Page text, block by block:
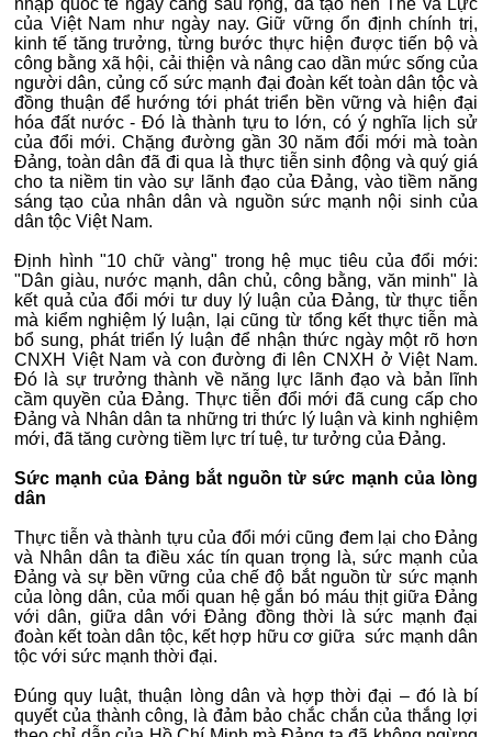
nhập quốc tế ngày càng sâu rộng, đã tạo nên Thế và Lực
của Việt Nam như ngày nay. Giữ vững ổn định chính trị,
kinh tế tăng trưởng, từng bước thực hiện được tiến bộ và
công bằng xã hội, cải thiện và nâng cao dần mức sống của
người dân, củng cố sức mạnh đại đoàn kết toàn dân tộc và
đồng thuận để hướng tới phát triển bền vững và hiện đại
hóa đất nước - Đó là thành tựu to lớn, có ý nghĩa lịch sử
của đổi mới. Chặng đường gần 30 năm đổi mới mà toàn
Đảng, toàn dân đã đi qua là thực tiễn sinh động và quý giá
cho ta niềm tin vào sự lãnh đạo của Đảng, vào tiềm năng
sáng tạo của nhân dân và nguồn sức mạnh nội sinh của
dân tộc Việt Nam.
Định hình "10 chữ vàng" trong hệ mục tiêu của đổi mới:
"Dân giàu, nước mạnh, dân chủ, công bằng, văn minh" là
kết quả của đổi mới tư duy lý luận của Đảng, từ thực tiễn
mà kiểm nghiệm lý luận, lại cũng từ tổng kết thực tiễn mà
bổ sung, phát triển lý luận để nhận thức ngày một rõ hơn
CNXH Việt Nam và con đường đi lên CNXH ở Việt Nam.
Đó là sự trưởng thành về năng lực lãnh đạo và bản lĩnh
cầm quyền của Đảng. Thực tiễn đổi mới đã cung cấp cho
Đảng và Nhân dân ta những tri thức lý luận và kinh nghiệm
mới, đã tăng cường tiềm lực trí tuệ, tư tưởng của Đảng.
Sức mạnh của Đảng bắt nguồn từ sức mạnh của lòng
dân
Thực tiễn và thành tựu của đổi mới cũng đem lại cho Đảng
và Nhân dân ta điều xác tín quan trọng là, sức mạnh của
Đảng và sự bền vững của chế độ bắt nguồn từ sức mạnh
của lòng dân, của mối quan hệ gắn bó máu thịt giữa Đảng
với dân, giữa dân với Đảng đồng thời là sức mạnh đại
đoàn kết toàn dân tộc, kết hợp hữu cơ giữa sức mạnh dân
tộc với sức mạnh thời đại.
Đúng quy luật, thuận lòng dân và hợp thời đại – đó là bí
quyết của thành công, là đảm bảo chắc chắn của thắng lợi